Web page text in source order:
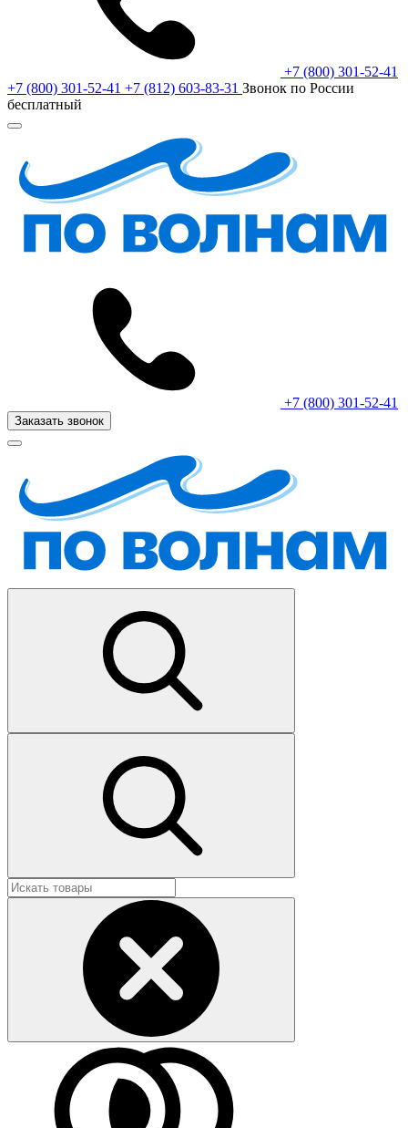
+7 (800) 301-52-41
+7 (800) 301-52-41 +7 (812) 603-83-31 Звонок по России
бесплатный
+7 (800) 301-52-41
Заказать звонок